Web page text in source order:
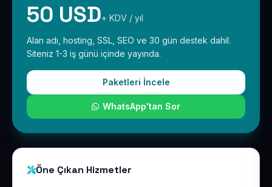
50 USD+ KDV / yıl
Alan adı, hosting, SSL, SEO ve 30 gün destek dahil.
Siteniz 1-3 iş günü içinde yayında.
Paketleri İncele
WhatsApp'tan Sor
Öne Çıkan Hizmetler